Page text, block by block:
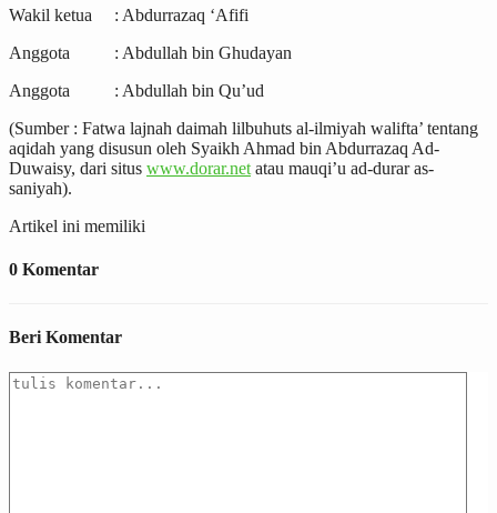
Wakil ketua : Abdurrazaq ‘Afifi
Anggota : Abdullah bin Ghudayan
Anggota : Abdullah bin Qu’ud
(Sumber : Fatwa lajnah daimah lilbuhuts al-ilmiyah walifta’ tentang
aqidah yang disusun oleh Syaikh Ahmad bin Abdurrazaq Ad-
Duwaisy, dari situs www.dorar.net atau mauqi’u ad-durar as-
saniyah).
Artikel ini memiliki
0 Komentar
Beri Komentar